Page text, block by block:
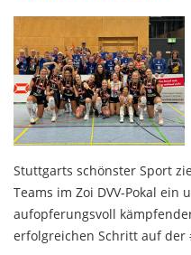
Stuttgarts schönster Sport
Teams im Zoi DVV-Pokal ein
aufopferungsvoll
erfolgreichen Schritt auf der